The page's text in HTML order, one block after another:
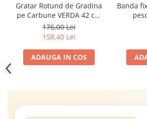
Gratar Rotund de Gradina
pe Carbune VERDA 42 cm
cu Capac, Cenusar, Roti de
Transport + Set Cadou 3
Covoare din Teflon pentru
Gatit – Gratar Portabil
Premium pentru Curte,
176,00 Lei
158,40 Lei
ADAUGA IN COS
Banda fixare cu scai pentru